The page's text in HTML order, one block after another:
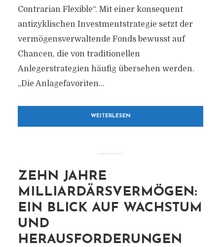
Contrarian Flexible“. Mit einer konsequent
antizyklischen Investmentstrategie setzt der
vermögensverwaltende Fonds bewusst auf
Chancen, die von traditionellen
Anlegerstrategien häufig übersehen werden.
„Die Anlagefavoriten...
WEITERLESEN
ZEHN JAHRE
MILLIARDÄRSVERMÖGEN:
EIN BLICK AUF WACHSTUM
UND
HERAUSFORDERUNGEN